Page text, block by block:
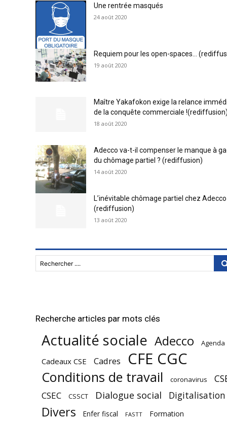
Une rentrée masqués
24 août 2020
Requiem pour les open-spaces…
19 août 2020
Maître Yakafokon exige la relance
de la conquête commerciale
18 août 2020
Adecco va-t-il compenser le manque à
du chômage partiel ? (rediffusion)
14 août 2020
L’inévitable chômage partiel chez Adecco
(rediffusion)
13 août 2020
Rechercher ....
Recherche articles par mots clés
Actualité sociale Adecco Agenda
Cadeaux CSE Cadres CFE CGC
Conditions de travail coronavirus
CSEC CSSCT Dialogue social Digitalisation
Divers Enfer fiscal FASTT Formation